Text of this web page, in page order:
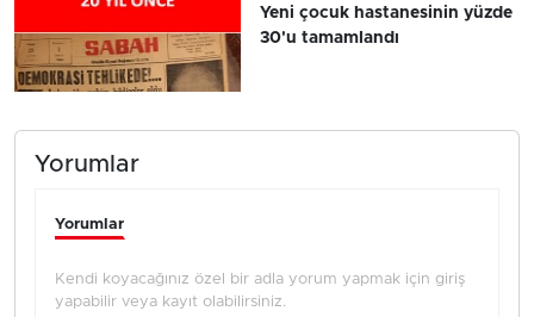
Yeni çocuk hastanesinin yüzde
30'u tamamlandı
Yorumlar
Yorumlar
Kendi koyacağınız özel bir adla yorum yapmak için giriş
yapabilir veya kayıt olabilirsiniz.